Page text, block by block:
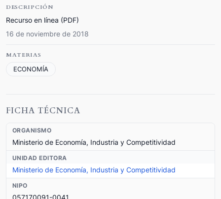
DESCRIPCIÓN
Recurso en línea (PDF)
16 de noviembre de 2018
MATERIAS
ECONOMÍA
FICHA TÉCNICA
ORGANISMO
Ministerio de Economía, Industria y Competitividad
UNIDAD EDITORA
Ministerio de Economía, Industria y Competitividad
NIPO